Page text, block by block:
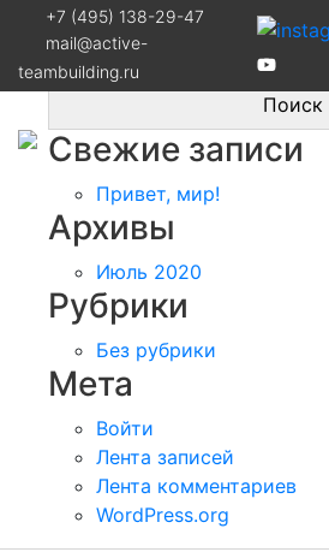
+7 (495) 138-29-47
mail@active-
teambuilding.ru
Навигация
по
Корпоративный водный биатлон
Найти:
Свежие записи
Привет, мир!
Архивы
Июль 2020
Рубрики
Без рубрики
Мета
Войти
Лента записей
Лента комментариев
WordPress.org